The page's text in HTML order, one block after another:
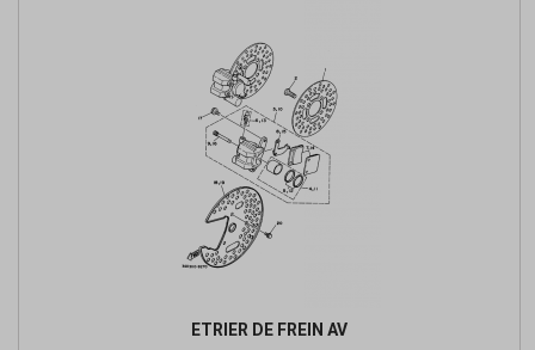
ETRIER DE FREIN AV